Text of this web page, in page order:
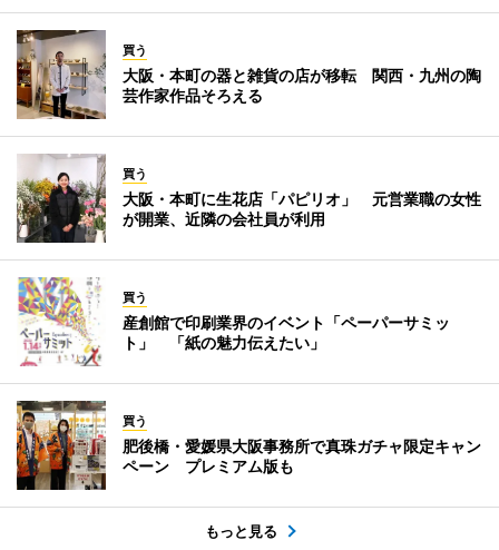
買う
大阪・本町の器と雑貨の店が移転 関西・九州の陶
芸作家作品そろえる
買う
大阪・本町に生花店「パピリオ」 元営業職の女性
が開業、近隣の会社員が利用
買う
産創館で印刷業界のイベント「ペーパーサミッ
ト」 「紙の魅力伝えたい」
買う
肥後橋・愛媛県大阪事務所で真珠ガチャ限定キャン
ペーン プレミアム版も
もっと見る